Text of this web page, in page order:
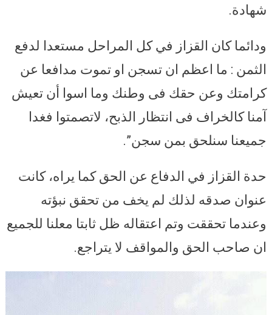
شهادة.
ودائما كان القزاز في كل المراحل مستعدا لدفع
الثمن : ما اعظم ان تسجن او تموت مدافعا عن
كرامتك وعن حقك فى وطنك وما اسوا أن تعيش
آمنا كالخراف فى انتظار الذبح، لاتصمتوا فغدا
جميعنا سنلحق بمن سجن”.
حدة القزاز في الدفاع عن الحق كما يراه، كانت
عنوان صدقه لذلك لم يخف من تحقق نبؤته
وعندما تحققت وتم اعتقاله ظل ثابتا معلنا للجميع
ان صاحب الحق والمواقف لا يتراجع.